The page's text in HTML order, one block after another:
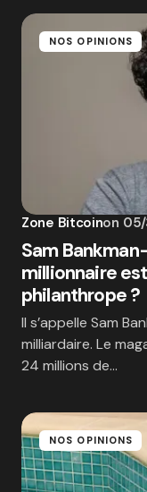
NOS OPINIONS
Zone Bitcoinon
Sam
millionnaire
philanthrope ?
Il s’appelle Sam
milliardaire. Le
24 millions de…
NOS OPINIONS